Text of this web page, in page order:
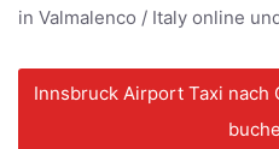
in Valmalenco / Italy online
Innsbruck Airport Taxi nach